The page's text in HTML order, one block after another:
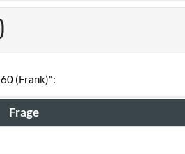
(Frank)":
Frage